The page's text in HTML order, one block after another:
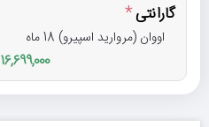
گارانتی
اووان (مروارید اسپیرو) 18 ماه
16,699,000 تومان